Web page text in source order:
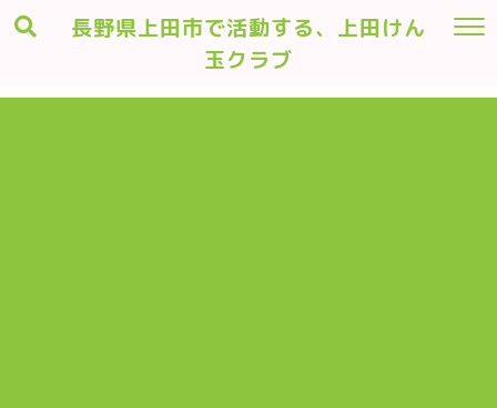
長野県上田市で活動する、上田けん
玉クラブ